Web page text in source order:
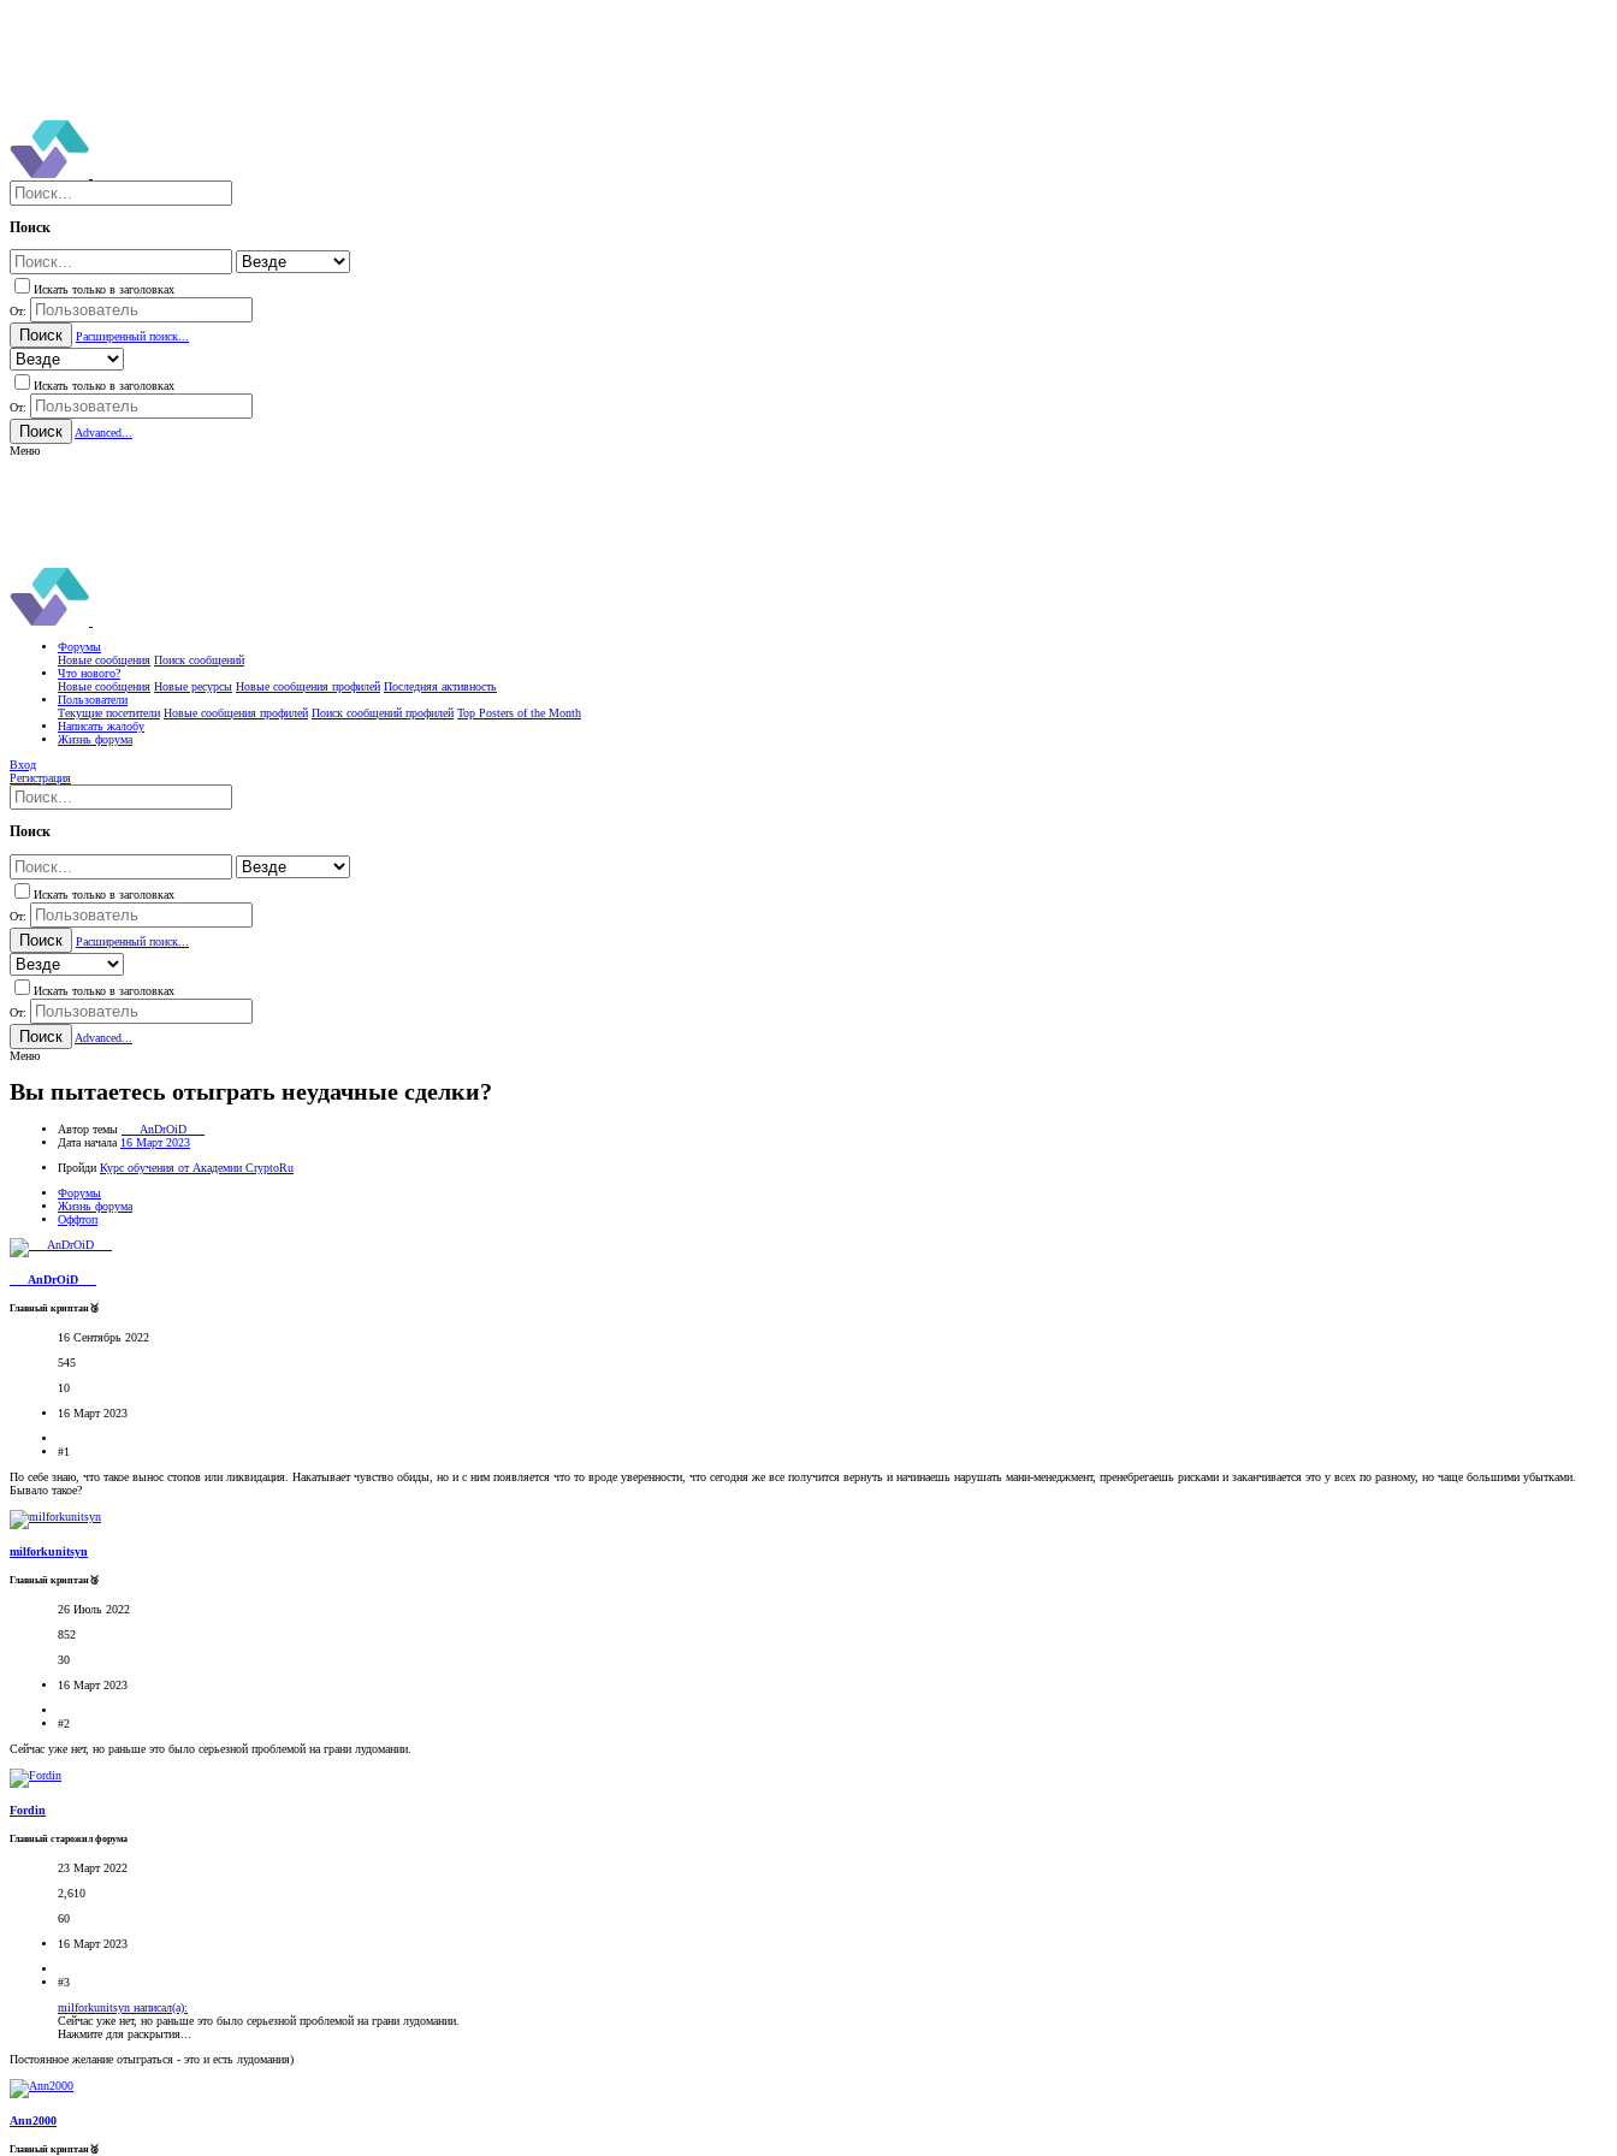
Поиск
Искать только в заголовках
От:
Поиск Расширенный поиск...
Искать только в заголовках
От:
Поиск
Advanced...
Меню
Форумы
Новые сообщения Поиск сообщений
Что нового?
Новые сообщения Новые ресурсы Новые сообщения профилей Последняя активность
Пользователи
Текущие посетители Новые сообщения профилей Поиск сообщений профилей Top Posters of the Month
Написать жалобу
Жизнь форума
Вход
Регистрация
Поиск
Искать только в заголовках
От:
Поиск Расширенный поиск...
Искать только в заголовках
От:
Поиск
Advanced...
Меню
Вы пытаетесь отыграть неудачные сделки?
Автор темы
___AnDrOiD___
Дата начала 16 Март 2023
Пройди Курс обучения от Академии CryptoRu
Форумы
Жизнь форума
Оффтоп
___AnDrOiD___
Главный криптан🥉
16 Сентябрь 2022
545
10
16 Март 2023
#1
По себе знаю, что такое вынос стопов или ликвидация. Накатывает чувство обиды, но и с ним появляется что то вроде уверенности, что сегодня же все получится вернуть и начинаешь нарушать мани-менеджмент, пренебрегаешь рисками и заканчивается это у всех по разному, но чаще большими убытками.
Бывало такое?
milforkunitsyn
Главный криптан🥉
26 Июль 2022
852
30
16 Март 2023
#2
Сейчас уже нет, но раньше это было серьезной проблемой на грани лудомании.
Fordin
Главный старожил форума
23 Март 2022
2,610
60
16 Март 2023
#3
milforkunitsyn написал(а):
Сейчас уже нет, но раньше это было серьезной проблемой на грани лудомании.
Нажмите для раскрытия...
Постоянное желание отыграться - это и есть лудомания)
Ann2000
Главный криптан🥈